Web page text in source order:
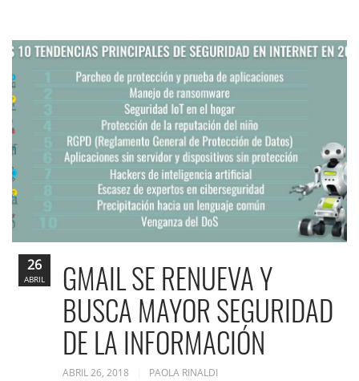
GMAIL SE RENUEVA Y
BUSCA MAYOR SEGURIDAD
DE LA INFORMACIÓN
ABRIL 26, 2018 PAOLA RINALDI
26
ABRIL